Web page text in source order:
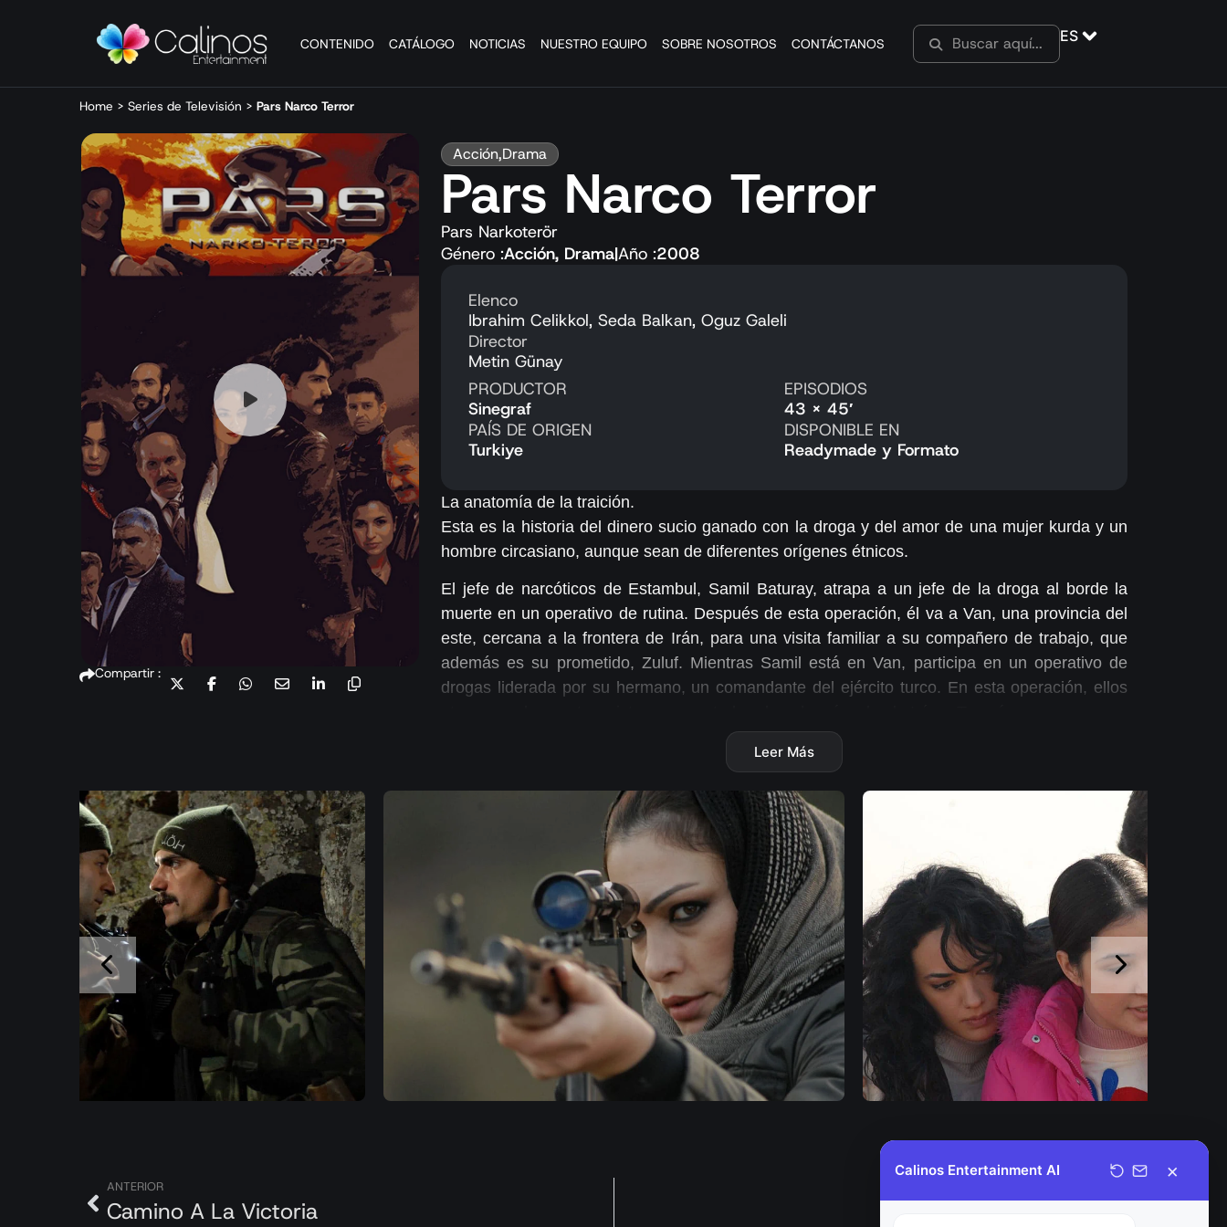
CONTENIDO CATÁLOGO NOTICIAS NUESTRO EQUIPO SOBRE NOSOTROS CONTÁCTANOS ES
Home > Series de Televisión > Pars Narco Terror
Compartir :
Acción,Drama
Pars Narco Terror
Pars Narkoterör
Género :Acción, Drama|Año :2008
Elenco
Ibrahim Celikkol, Seda Balkan, Oguz Galeli
Director
Metin Günay
PRODUCTOR
Sinegraf
PAÍS DE ORIGEN
Turkiye
EPISODIOS
43 x 45′
DISPONIBLE EN
Readymade y Formato
La anatomía de la traición.
Esta es la historia del dinero sucio ganado con la droga y del amor de una mujer kurda y un
hombre circasiano, aunque sean de diferentes orígenes étnicos.
El jefe de narcóticos de Estambul, Samil Baturay, atrapa a un jefe de la droga al borde la
muerte en un operativo de rutina. Después de esta operación, él va a Van, una provincia del
este, cercana a la frontera de Irán, para una visita familiar a su compañero de trabajo, que
además es su prometido, Zuluf. Mientras Samil está en Van, participa en un operativo de
drogas liderada por su hermano, un comandante del ejército turco. En esta operación, ellos
Leer Más
ANTERIOR
Camino A La Victoria
Calinos Entertainment AI ×